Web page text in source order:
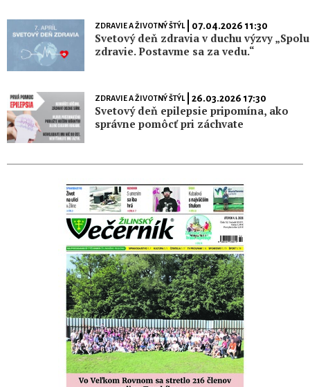
ZDRAVIE A ŽIVOTNÝ ŠTÝL| 07.04.2026 11:30
Svetový deň zdravia v duchu výzvy
zdravie. Postavme sa za vedu.“
ZDRAVIE A ŽIVOTNÝ ŠTÝL| 26.03.2026 17:30
Svetový deň epilepsie pripomína, ako
správne pomôcť pri záchvate